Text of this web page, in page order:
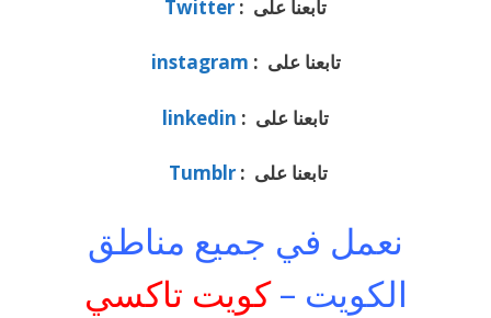
تابعنا على : Twitter
تابعنا على : instagram
تابعنا على : linkedin
تابعنا على :Tumblr
نعمل في جميع مناطق
الكويت – كويت تاكسي